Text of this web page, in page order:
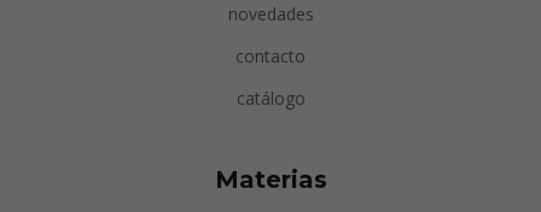
novedades
contacto
catálogo
Materias